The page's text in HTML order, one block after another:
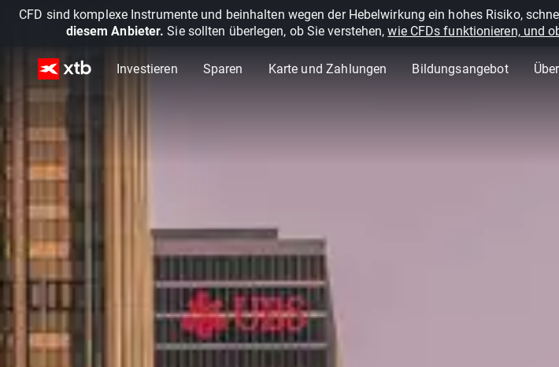
CFD sind komplexe Instrumente und beinhalten wegen der Hebelwirkung ein hohes Risiko,
diesem Anbieter. Sie sollten überlegen, ob Sie verstehen,wie CFDs funktionieren, und
Investieren Sparen Karte und Zahlungen Bildungsangebot